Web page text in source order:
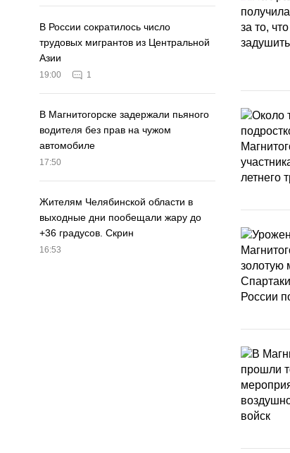
В России сократилось число
трудовых мигрантов из Центральной
Азии
19:00 1
В Магнитогорске задержали пьяного
водителя без прав на чужом
автомобиле
17:50
Жителям Челябинской области в
выходные дни пообещали жару до
+36 градусов. Скрин
16:53